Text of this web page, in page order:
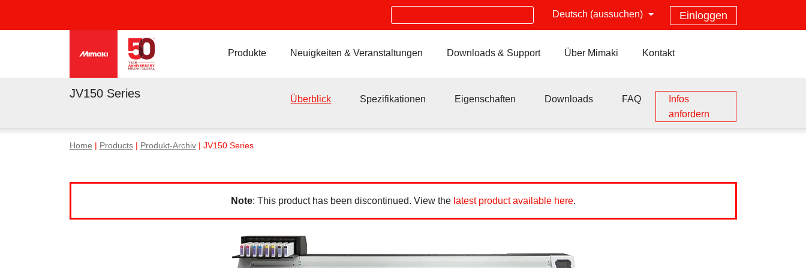
Einloggen
Deutsch (aussuchen)
Search
Produkte Neuigkeiten & Veranstaltungen Downloads & Support Über Mimaki Kontakt
JV150 Series Überblick Spezifikationen Eigenschaften Downloads FAQ
Infos
anfordern
Home Products| Produkt-Archiv| JV150 Series
Note: This product has been discontinued. View the latest product available here.